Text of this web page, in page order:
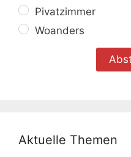
Pivatzimmer
Woanders
Aktuelle Themen